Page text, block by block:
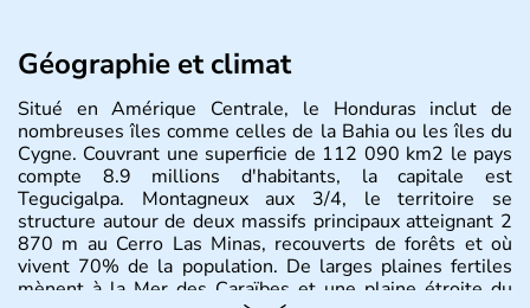
Géographie et climat
Situé en Amérique Centrale, le Honduras inclut de
nombreuses îles comme celles de la Bahia ou les îles du
Cygne. Couvrant une superficie de 112 090 km2 le pays
compte 8.9 millions d'habitants, la capitale est
Tegucigalpa. Montagneux aux 3/4, le territoire se
structure autour de deux massifs principaux atteignant 2
870 m au Cerro Las Minas, recouverts de forêts et où
vivent 70% de la population. De larges plaines fertiles
mènent à la Mer des Caraïbes et une plaine étroite du